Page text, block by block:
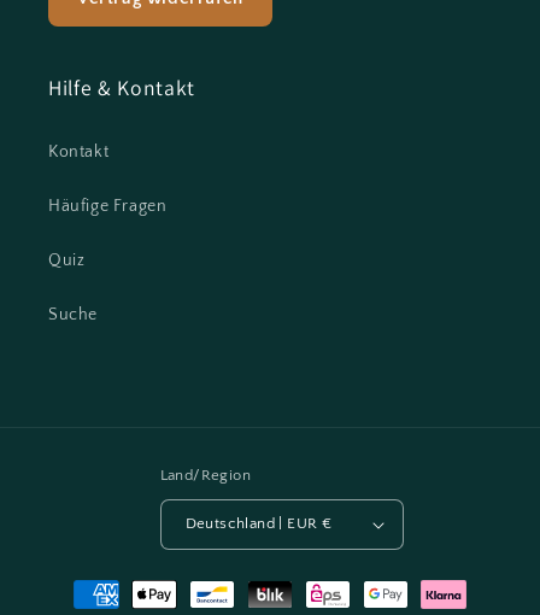
Hilfe & Kontakt
Kontakt
Häufige Fragen
Quiz
Suche
Land/Region
Deutschland | EUR €
Zahlungsmethoden